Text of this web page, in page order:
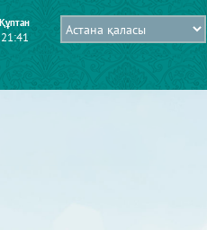
Құптан
21:41